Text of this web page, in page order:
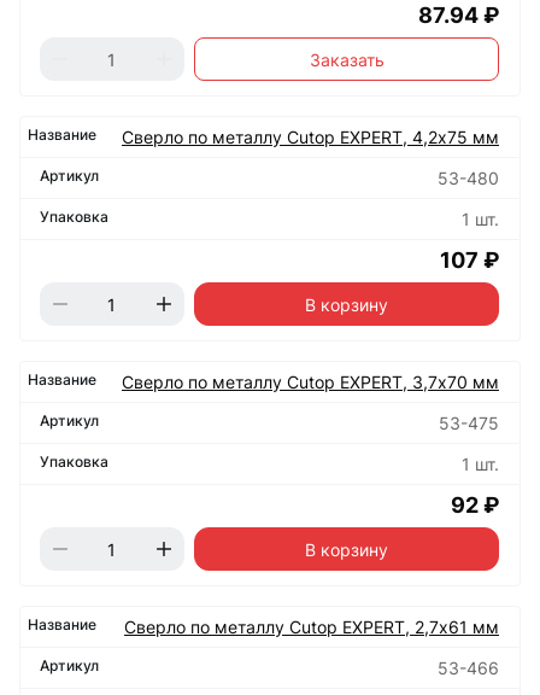
87.94 ₽
Заказать
Сверло по металлу Cutop EXPERT, 4,2х75 мм
53-480
1 шт.
107 ₽
В корзину
Сверло по металлу Cutop EXPERT, 3,7х70 мм
53-475
1 шт.
92 ₽
В корзину
Сверло по металлу Cutop EXPERT, 2,7х61 мм
53-466